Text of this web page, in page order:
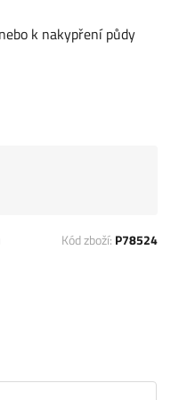
k nakypření půdy
Kód zboží: P78524